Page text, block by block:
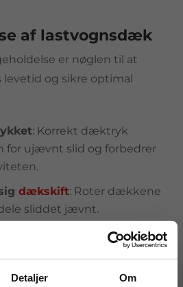
Detaljer Om
af lastvognsdæk
er nøglen til at
og sikre optimal
: Korrekt dæktryk
for ujævnt slid og forbedrer
dækskift: Roter dækkene
sliddet jævnt.
lovgivningens krav